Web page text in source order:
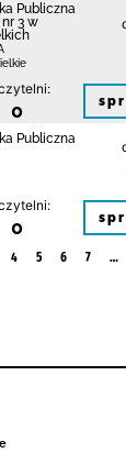
Publiczna
3 w
0
Publiczna
0
4 5 6 7 …